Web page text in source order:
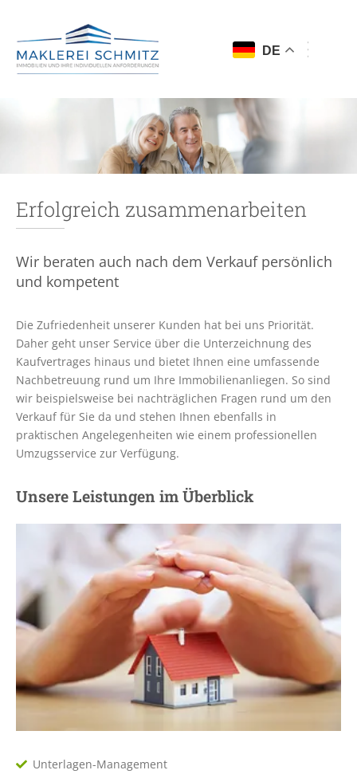
DE
Erfolgreich zusammenarbeiten
Wir beraten auch nach dem Verkauf persönlich
und kompetent
Die Zufriedenheit unserer Kunden hat bei uns Priorität.
Daher geht unser Service über die Unterzeichnung des
Kaufvertrages hinaus und bietet Ihnen eine umfassende
Nachbetreuung rund um Ihre Immobilienanliegen. So sind
wir beispielsweise bei nachträglichen Fragen rund um den
Verkauf für Sie da und stehen Ihnen ebenfalls in
praktischen Angelegenheiten wie einem professionellen
Umzugsservice zur Verfügung.
Unsere Leistungen im Überblick
Unterlagen-Management